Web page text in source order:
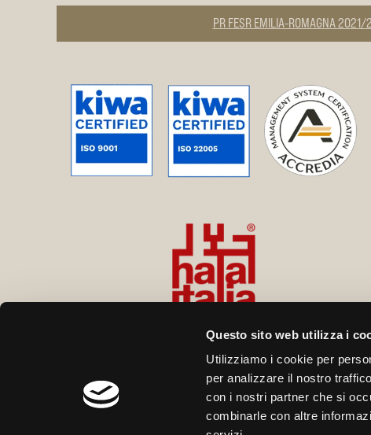
Questo sito web utilizza i
Utilizziamo i cookie per
per analizzare il nostro
con i nostri partner che si
combinarle con altre
PR FESR EMILIA-ROMAGNA 2021/